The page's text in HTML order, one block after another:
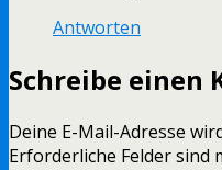
Antworten
Schreibe einen
Deine E-Mail-Adresse
Erforderliche Felder sind